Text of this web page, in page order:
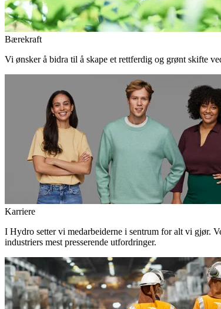
Bærekraft
Vi ønsker å bidra til å skape et rettferdig og grønt skifte
Karriere
I Hydro setter vi medarbeiderne i sentrum for alt vi gjør.
industriers mest presserende utfordringer.